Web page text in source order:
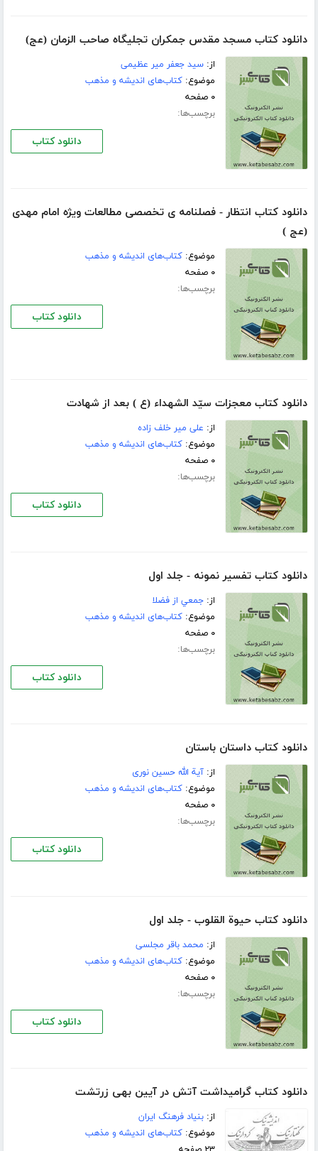
دانلود کتاب مسجد مقدس جمكران تجليگاه صاحب الزمان (عج)
از:سيد جعفر مير عظيمى
موضوع:کتاب‌های اندیشه و مذهب
۰ صفحه
برچسب‌ها:
دانلود کتاب
دانلود کتاب انتظار - فصلنامه ى تخصصى مطالعات ويژه امام مهدى
(عج )
موضوع:کتاب‌های اندیشه و مذهب
۰ صفحه
برچسب‌ها:
دانلود کتاب
دانلود کتاب معجزات سيّد الشهداء (ع ) بعد از شهادت
از: على مير خلف زاده
موضوع:کتاب‌های اندیشه و مذهب
۰ صفحه
برچسب‌ها:
دانلود کتاب
دانلود کتاب تفسير نمونه - جلد اول
از:جمعي از فضلا
موضوع:کتاب‌های اندیشه و مذهب
۰ صفحه
برچسب‌ها:
دانلود کتاب
دانلود کتاب داستان باستان
از:آية الله حسين نورى
موضوع:کتاب‌های اندیشه و مذهب
۰ صفحه
برچسب‌ها:
دانلود کتاب
دانلود کتاب حیوة القلوب - جلد اول
از: محمد باقر مجلسی
موضوع:کتاب‌های اندیشه و مذهب
۰ صفحه
برچسب‌ها:
دانلود کتاب
دانلود کتاب گرامیداشت آتش در آیین بهی زرتشت
از:بنیاد فرهنگ ایران
موضوع:کتاب‌های اندیشه و مذهب